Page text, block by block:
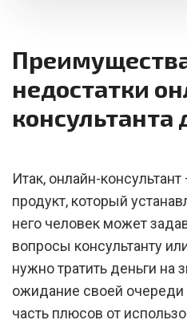
недостатки
консультанта
Итак, онлайн-
продукт, который
него человек может
вопросы консультанту
нужно тратить деньги на
ожидание своей очереди
часть плюсов от